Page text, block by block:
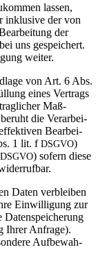
lassen,
inklu­sive der von
der
uns gespei­chert.
weiter.
von Art. 6 Abs.
eines Ver­trags
Maß­
die Ver­ar­bei­
effek­tiven Bear­bei­
1 lit. fDSGVO)
DSGVO) sofern diese
Daten ver­bleiben
Ein­wil­li­gung zur
Ihrer Anfrage).
Auf­be­wah­